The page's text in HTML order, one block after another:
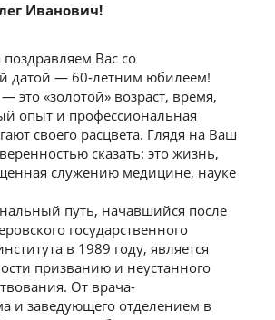
Иванович!
поздравляем Вас со
датой — 60-летним юбилеем!
это «золотой» возраст, время,
опыт и профессиональная
своего расцвета. Глядя на Ваш
сказать: это жизнь,
служению медицине, науке
путь, начавшийся после
государственного
в 1989 году, является
призванию и неустанного
От врача-
и заведующего отделением в